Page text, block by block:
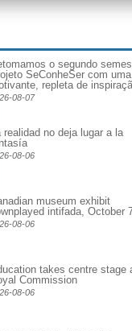
o segundo
SeConheSer com
repleta de
08-07
realidad no deja lugar a la
08-06
museum exhibit
intifada, October
08-06
takes centre stage
Commission
08-06